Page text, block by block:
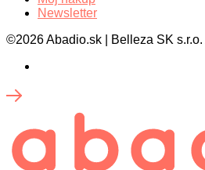
Newsletter
©2026 Abadio.sk | Belleza SK